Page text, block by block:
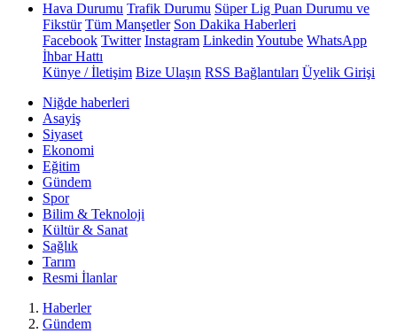
Hava Durumu Trafik Durumu Süper Lig Puan Durumu ve
Fikstür Tüm Manşetler Son Dakika Haberleri
Facebook Twitter Instagram Linkedin Youtube WhatsApp
İhbar Hattı
Künye / İletişim Bize Ulaşın RSS Bağlantıları Üyelik Girişi
Niğde haberleri
Asayiş
Siyaset
Ekonomi
Eğitim
Gündem
Spor
Bilim & Teknoloji
Kültür & Sanat
Sağlık
Tarım
Resmi İlanlar
Haberler
Gündem